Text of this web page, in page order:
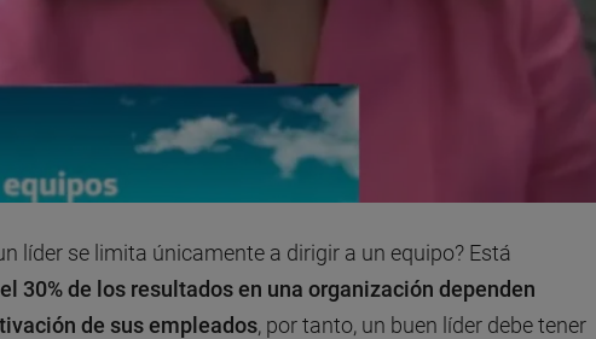
líder se limita únicamente a dirigir a un equipo? Está
30% de los resultados en una organización dependen
de sus empleados, por tanto, un buen líder debe tener